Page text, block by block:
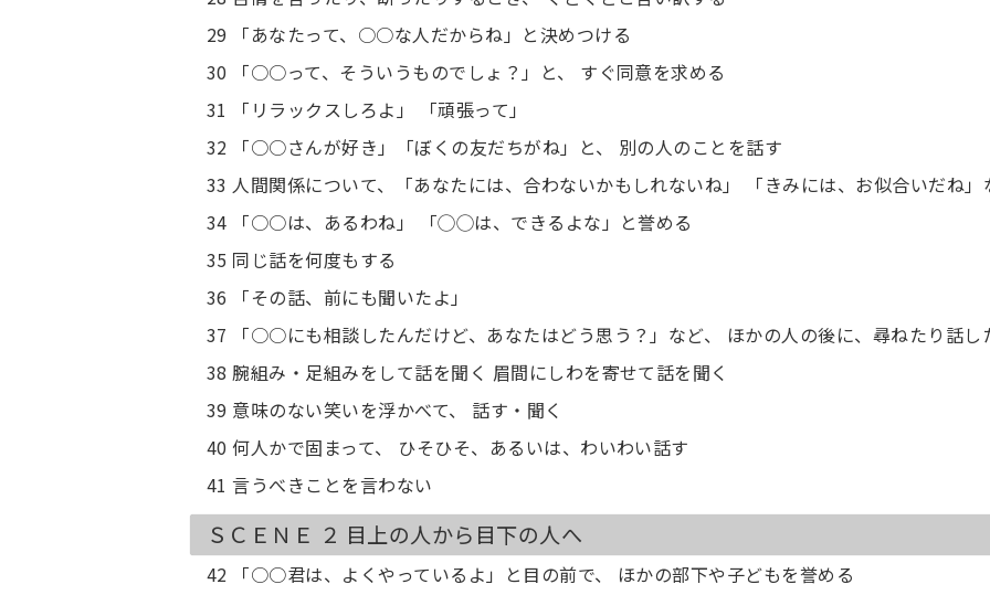
29 「あなたって、○○な人だからね」と決めつける
30 「○○って、そういうものでしょ？」と、 すぐ同意を求める
31 「リラックスしろよ」 「頑張って」
32 「○○さんが好き」「ぼくの友だちがね」と、 別の人のことを話す
33 人間関係について、「あなたには、合わないかもしれないね」 「きみには、お似合いだね」
34 「○○は、あるわね」 「◯◯は、できるよな」と誉める
35 同じ話を何度もする
36 「その話、前にも聞いたよ」
37 「○○にも相談したんだけど、あなたはどう思う？」など、 ほかの人の後に、尋ねたり話し
38 腕組み・足組みをして話を聞く 眉間にしわを寄せて話を聞く
39 意味のない笑いを浮かべて、 話す・聞く
40 何人かで固まって、 ひそひそ、あるいは、わいわい話す
41 言うべきことを言わない
ＳＣＥＮＥ ２ 目上の人から目下の人へ
42 「○○君は、よくやっているよ」と目の前で、 ほかの部下や子どもを誉める